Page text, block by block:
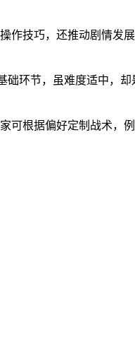
技巧，还推动剧情发
环节，虽难度适中，
根据偏好定制战术，